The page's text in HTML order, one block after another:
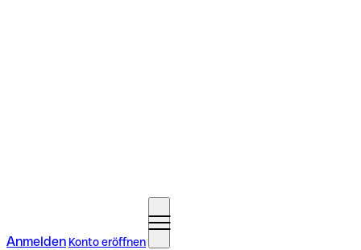
Anmelden Konto eröffnen